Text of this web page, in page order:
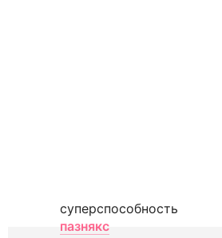
суперспособность
пазнякс